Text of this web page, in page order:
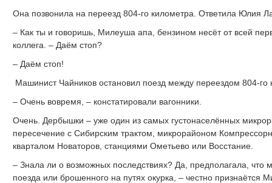
Она позвонила на переезд 804-го километра. Ответила Юлия
– Как ты и говоришь, Милеуша апа, бензином несёт от всей
коллега. – Даём стоп?
– Даём стоп!
Машинист Чайников остановил поезд между переездом 804-
– Очень вовремя, – констатировали вагонники.
Очень. Дербышки – уже один из самых густонаселённых
пересечение с Сибирским трактом, микрорайоном
кварталом Новаторов, станциями Ометьево или Восстание.
– Знала ли о возможных последствиях? Да, предполагала, что
поезда или брошенного на путях окурка, – честно